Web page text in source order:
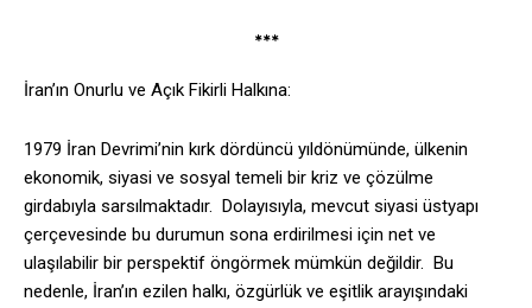
***
İran’ın Onurlu ve Açık Fikirli Halkına:
1979 İran Devrimi’nin kırk dördüncü yıldönümünde, ülkenin
ekonomik, siyasi ve sosyal temeli bir kriz ve çözülme
girdabıyla sarsılmaktadır. Dolayısıyla, mevcut siyasi üstyapı
çerçevesinde bu durumun sona erdirilmesi için net ve
ulaşılabilir bir perspektif öngörmek mümkün değildir. Bu
nedenle, İran’ın ezilen halkı, özgürlük ve eşitlik arayışındaki